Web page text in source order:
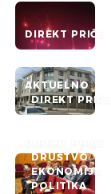
DIREKT PRIČE
AKTUELNO
DIREKT PRIČE
DRUŠTVO
EKONOMIJA
POLITIKA